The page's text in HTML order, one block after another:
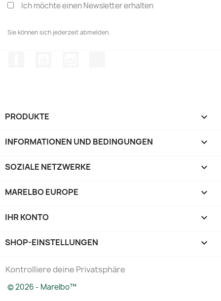
Ich möchte einen Newsletter erhalten
Sie können sich jederzeit abmelden.
PRODUKTE 
INFORMATIONEN UND BEDINGUNGEN 
SOZIALE NETZWERKE 
MARELBO EUROPE 
IHR KONTO 
SHOP-EINSTELLUNGEN keyboard_arrow_down
Kontrolliere deine Privatsphäre
© 2026 - Marelbo™